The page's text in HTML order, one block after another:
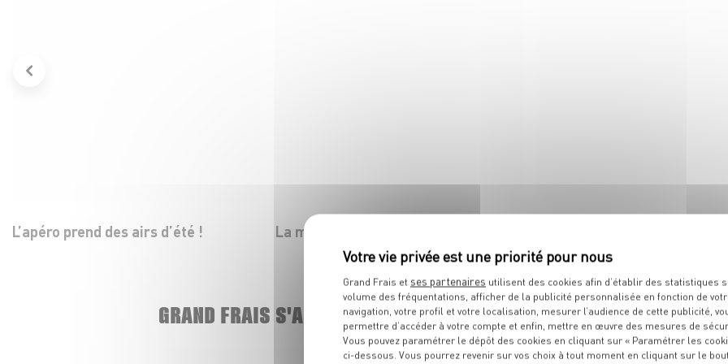
L’apéro prend des airs d’été ! La mozza dans tous ses états !
Le festival des côtes est au
boucherie !
GRAND FRAIS S'AGRANDIT
Grand Frais et ses partenaires utilisent des cookies afin d’établir des statistiques
volume des fréquentations, afficher de la publicité personnalisée en fonction de
navigation, votre profil et votre localisation, mesurer l’audience de cette publicité,
permettre d’accéder à votre compte et enfin, mettre en œuvre des mesures de
Vous pouvez paramétrer le dépôt des cookies en cliquant sur « Paramétrer les
ci-dessous. Vous pourrez revenir sur vos choix à tout moment en cliquant sur le